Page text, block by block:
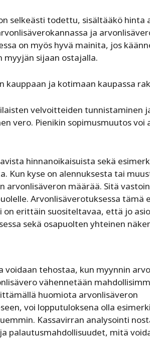
selkeästi todettu, sisältääkö hinta
ja
on myös hyvä mainita, jos
myyjän sijaan ostajalla.
kauppaan ja kotimaan kaupassa
velvoitteiden tunnistaminen
vero. Pienikin sopimusmuutos voi
hinnanoikaisuista sekä
Kun kyse on alennuksesta tai
määrää. Sitä vastoin
Arvonlisäverotuksessa tämä
erittäin suositeltavaa, että jo
sekä osapuolten yhteinen
voidaan tehostaa, kun myynnin
vähennetään
huomiota arvonlisäveron
voi lopputuloksena olla
Kassavirran analysointi
palautusmahdollisuudet, mitä